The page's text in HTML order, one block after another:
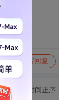
写回复
切换为时间正序